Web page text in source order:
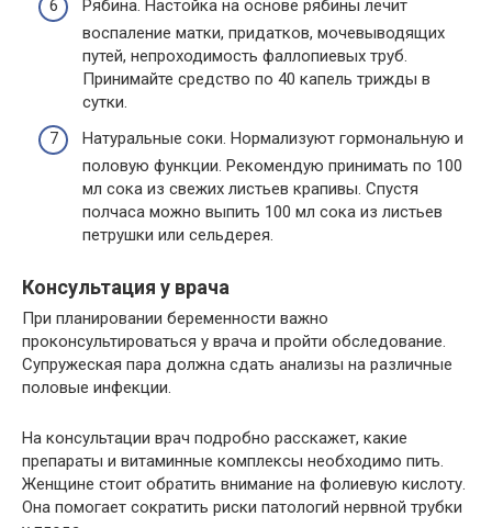
Рябина. Настойка на основе рябины лечит
воспаление матки, придатков, мочевыводящих
путей, непроходимость фаллопиевых труб.
Принимайте средство по 40 капель трижды в
сутки.
Натуральные соки. Нормализуют гормональную и
половую функции. Рекомендую принимать по 100
мл сока из свежих листьев крапивы. Спустя
полчаса можно выпить 100 мл сока из листьев
петрушки или сельдерея.
Консультация у врача
При планировании беременности важно
проконсультироваться у врача и пройти обследование.
Супружеская пара должна сдать анализы на различные
половые инфекции.
На консультации врач подробно расскажет, какие
препараты и витаминные комплексы необходимо пить.
Женщине стоит обратить внимание на фолиевую кислоту.
Она помогает сократить риски патологий нервной трубки